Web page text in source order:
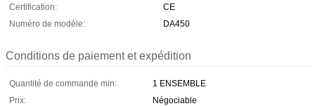
Certification:
CE
Numéro de modèle:
DA450
Conditions de paiement et expédition
Quantité de commande min:
1 ENSEMBLE
Prix:
Négociable